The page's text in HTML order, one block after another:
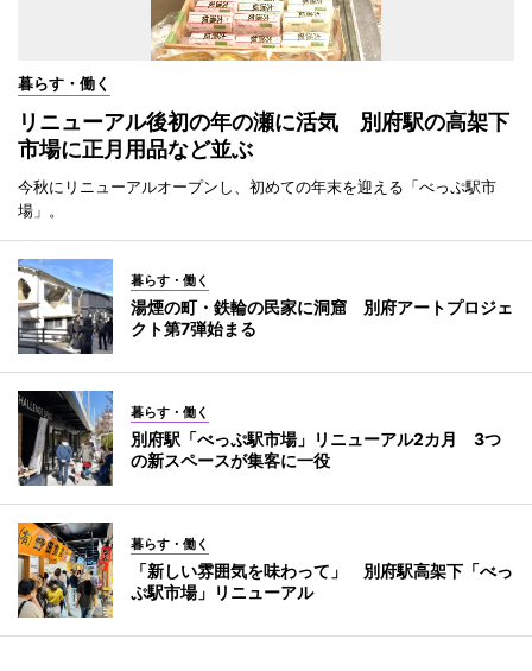
暮らす・働く
リニューアル後初の年の瀬に活気 別府駅の高架下
市場に正月用品など並ぶ
今秋にリニューアルオープンし、初めての年末を迎える「べっぷ駅市
場」。
暮らす・働く
湯煙の町・鉄輪の民家に洞窟 別府アートプロジェ
クト第7弾始まる
暮らす・働く
別府駅「べっぷ駅市場」リニューアル2カ月 3つ
の新スペースが集客に一役
暮らす・働く
「新しい雰囲気を味わって」 別府駅高架下「べっ
ぷ駅市場」リニューアル